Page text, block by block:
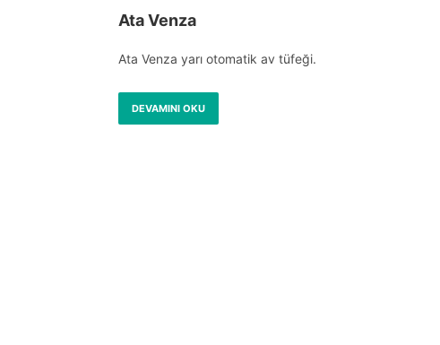
Ata Venza
Ata Venza yarı otomatik av tüfeği.
DEVAMINI OKU